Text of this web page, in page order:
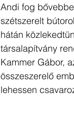
Andi fog
szétszerelt
hátán
társalapítvány
Kammer Gábor,
összeszerelő
lehessen